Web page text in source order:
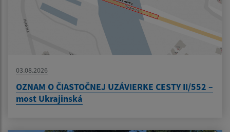
03.08.2026
OZNAM O ČIASTOČNEJ UZÁVIERKE CESTY II/552 –
most Ukrajinská